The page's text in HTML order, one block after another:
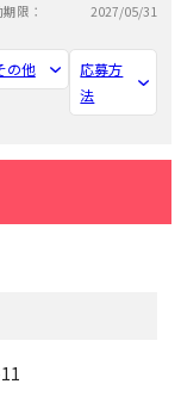
限： 2027/05/31
の他
応募方
法